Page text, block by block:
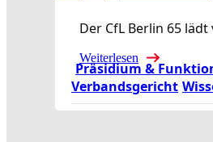
Präsidium &
Verbandsgericht
Der CfL Berlin 65
Weiterlesen